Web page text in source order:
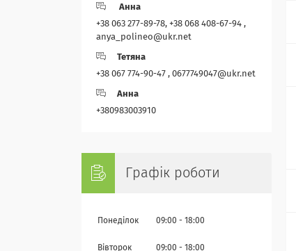
Анна
+38 063 277-89-78, +38 068 408-67-94 ,
anya_polineo@ukr.net
Тетяна
+38 067 774-90-47 , 0677749047@ukr.net
Анна
+380983003910
Графік роботи
Понеділок 09:00 18:00
Вівторок 09:00 18:00